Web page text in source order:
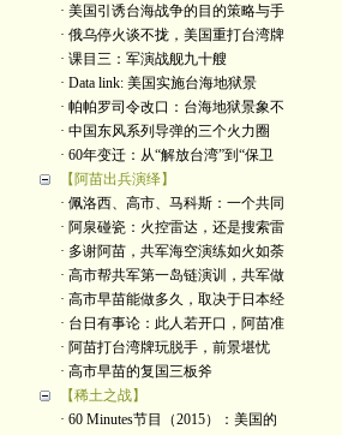
· 美国引诱台海战争的目的策略与手
· 俄乌停火谈不拢，美国重打台湾牌
· 课目三：军演战舰九十艘
· Data link: 美国实施台海地狱景
· 帕帕罗司令改口：台海地狱景象不
· 中国东风系列导弹的三个火力圈
· 60年变迁：从“解放台湾”到“保卫
【阿苗出兵演绎】
· 佩洛西、高市、马科斯：一个共同
· 阿泉碰瓷：火控雷达，还是搜索雷
· 多谢阿苗，共军海空演练如火如荼
· 高市帮共军第一岛链演训，共军做
· 高市早苗能做多久，取决于日本经
· 台日有事论：此人若开口，阿苗准
· 阿苗打台湾牌玩脱手，前景堪忧
· 高市早苗的复国三板斧
【稀土之战】
· 60 Minutes节目（2015）：美国的